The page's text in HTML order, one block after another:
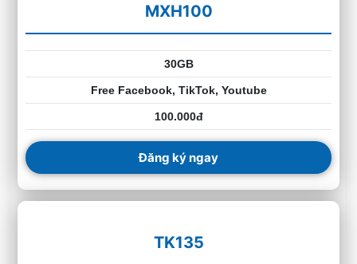
MXH100
30GB
Free Facebook, TikTok, Youtube
100.000đ
Đăng ký ngay
TK135